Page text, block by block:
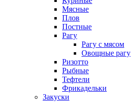
Мясные
Плов
Постные
Рагу
Рагу с мясом
Овощные рагу
Ризотто
Рыбные
Тефтели
Фрикадельки
Закуски